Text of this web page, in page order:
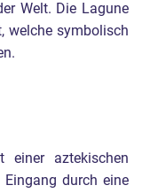
Welt. Die Lagune
welche symbolisch
einer aztekischen
Eingang durch eine